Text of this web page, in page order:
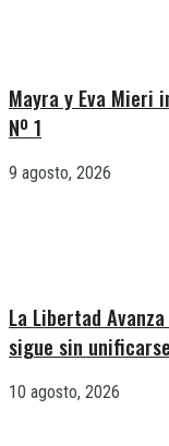
Mayra y Eva Mieri
Nº 1
9 agosto, 2026
La Libertad
sigue sin unificarse
10 agosto, 2026